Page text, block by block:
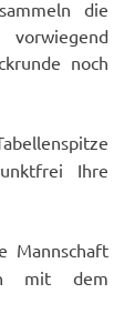
die
noch
Ihre
mit dem